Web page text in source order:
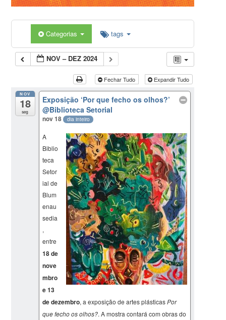
Categorias tags
NOV – DEZ 2024
Fechar Tudo Expandir Tudo
NOV
18
seg
Exposição ‘Por que fecho os olhos?’
@Biblioteca Setorial
nov 18 dia inteiro
A
Biblio
teca
Setor
ial de
Blum
enau
sedia
,
entre
18 de
nove
mbro
e 13
de dezembro, a exposição de artes plásticasPor
que fecho os olhos?. A mostra contará com obras do